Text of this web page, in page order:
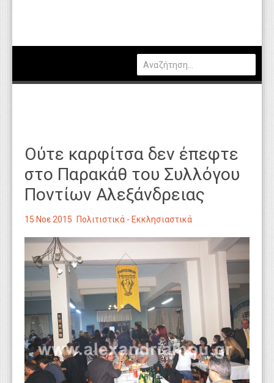
Ούτε καρφίτσα δεν έπεφτε
στο Παρακάθ του Συλλόγου
Ποντίων Αλεξάνδρειας
15 Νοε 2015 Πολιτιστικά - Εκκλησιαστικά
Καιρός
Τεχνολογία
Εκπαίδευση
Υγεία
Βιβλιοθήκη Απόψεων
Κυτίο Παραπόνων Πολιτών
WEBTV